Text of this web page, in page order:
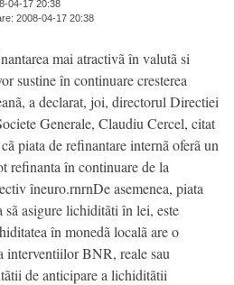
04-17 20:38
2008-04-17 20:38
mai atractivã în valutã si
sustine în continuare cresterea
a declarat, joi, directorul Directiei
Generale, Claudiu Cercel, citat
piata de refinantare internã oferã un
refinanta în continuare de la
îneuro.rnrnDe asemenea, piata
sã asigure lichiditãti în lei, este
în monedã localã are o
interventiilor BNR, reale sau
de anticipare a lichiditãtii